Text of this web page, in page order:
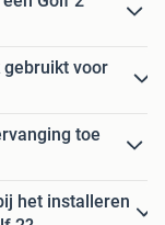
voor
toe
het installeren